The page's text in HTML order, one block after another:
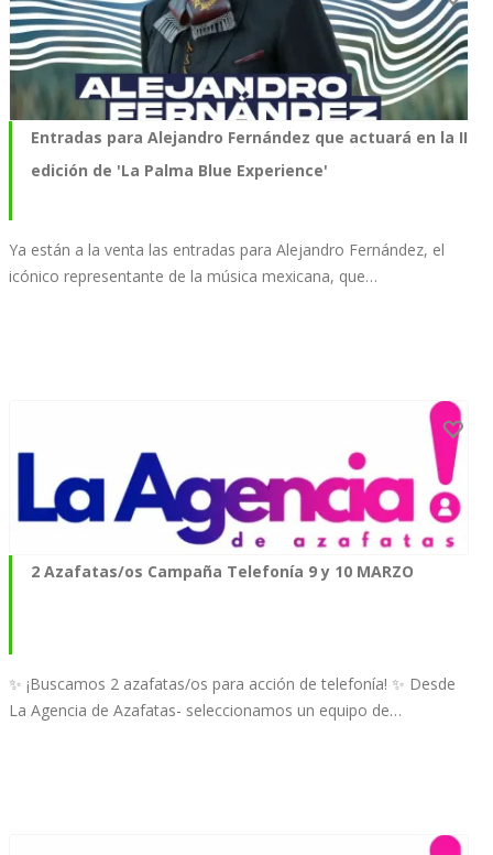
Entradas para Alejandro Fernández que actuará en la II
edición de 'La Palma Blue Experience'
Ya están a la venta las entradas para Alejandro Fernández, el
icónico representante de la música mexicana, que…
2 Azafatas/os Campaña Telefonía 9 y 10 MARZO
✨ ¡Buscamos 2 azafatas/os para acción de telefonía! ✨ Desde
La Agencia de Azafatas- seleccionamos un equipo de…